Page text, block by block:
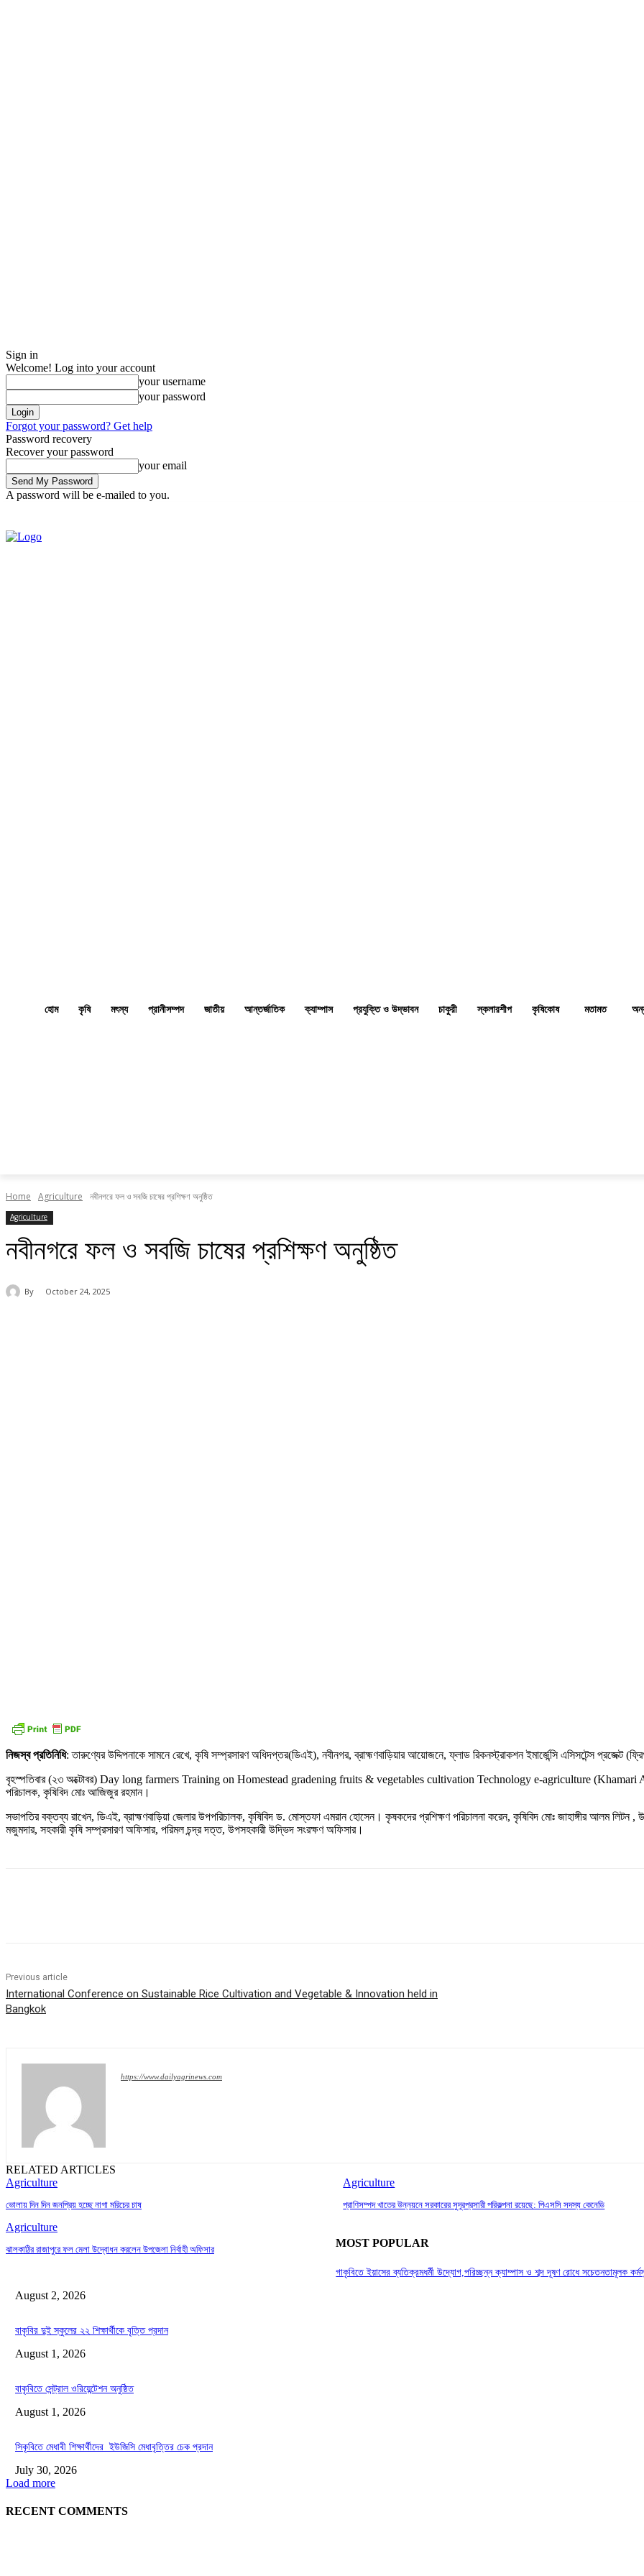
Sign in
Welcome! Log into your account
your username
your password
Forgot your password? Get help
Password recovery
Recover your password
your email
A password will be e-mailed to you.
হোম কৃষি মৎস্য প্রানীসম্পদ জাতীয় আন্তর্জাতিক ক্যাম্পাস প্রযুক্তি ও উদ্ভাবন চাকুরী স্কলারশীপ কৃষিকোষ মতামত
Home Agriculture নবীনগরে ফল ও সবজি চাষের প্রশিক্ষণ অনুষ্ঠিত
Agriculture
নবীনগরে ফল ও সবজি চাষের প্রশিক্ষণ অনুষ্ঠিত
By October 24, 2025
নিজস্ব প্রতিনিধি: তারুণ্যের উদ্দিপনাকে সামনে রেখে, কৃষি সম্প্রসারণ অধিদপ্তর(ডিএই), নবীনগর, ব্রাহ্মণবাড়িয়ার আয়োজনে, ফ্লাড রিকনস্ট্রাকশন ইমার্জেন্সি এসিসটেন্স প্রজেক্ট
বৃহস্পতিবার (২৩ অক্টোবর) Day long farmers Training on Homestead gradening fruits & vegetables cultivation Technology e-agriculture (Khamari App)
পরিচালক, কৃষিবিদ মোঃ আজিজুর রহমান।
সভাপতির বক্তব্য রাখেন, ডিএই, ব্রাহ্মণবাড়িয়া জেলার উপপরিচালক, কৃষিবিদ ড. মোস্তফা এমরান হোসেন। কৃষকদের প্রশিক্ষণ পরিচালনা করেন, কৃষিবিদ মোঃ জাহাঙ্গীর আলম
মজুমদার, সহকারী কৃষি সম্প্রসারণ অফিসার, পরিমল চন্দ্র দত্ত, উপসহকারী উদ্ভিদ সংরক্ষণ অফিসার।
Previous article
International Conference on Sustainable Rice Cultivation and Vegetable & Innovation held in
Bangkok
https://www.dailyagrinews.com
RELATED ARTICLES
Agriculture
ভোলায় দিন দিন জনপ্রিয় হচ্ছে নাগা মরিচের চাষ
Agriculture
প্রাণিসম্পদ খাতের উন্নয়নে সরকারের সুদূরপ্রসারী পরিকল্পনা রয়েছে: পিএসসি সদস্য কেনেডি
Agriculture
ঝালকাঠির রাজাপুরে ফল মেলা উদ্বোধন করলেন উপজেলা নির্বাহী অফিসার
MOST POPULAR
গাকৃবিতে ইয়াসের ব্যতিক্রমধর্মী উদ্যোগ,পরিচ্ছন্ন ক্যাম্পাস ও শব্দ দূষণ রোধে সচেতনতামূলক
August 2, 2026
বাকৃবির দুই স্কুলের ২২ শিক্ষার্থীকে বৃত্তি প্রদান
August 1, 2026
বাকৃবিতে সেন্ট্রাল ওরিয়েন্টেশন অনুষ্ঠিত
August 1, 2026
সিকৃবিতে মেধাবী শিক্ষার্থীদের ইউজিসি মেধাবৃত্তির চেক প্রদান
July 30, 2026
Load more
RECENT COMMENTS